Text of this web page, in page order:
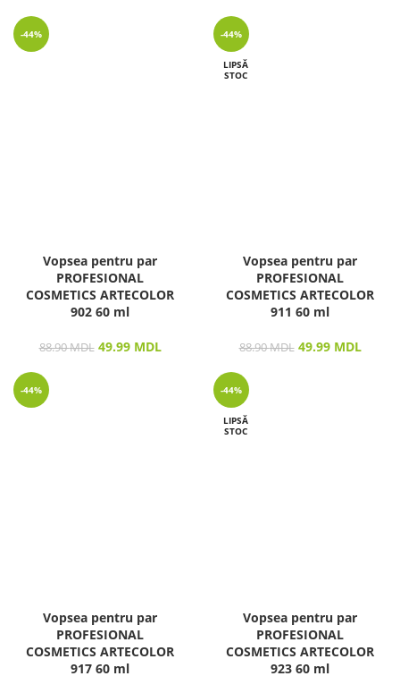
-44%
Vopsea pentru par
PROFESIONAL
COSMETICS ARTECOLOR
902 60 ml
88.90MDL 49.99 MDL
-44%
LIPSĂ
STOC
Vopsea pentru par
PROFESIONAL
COSMETICS ARTECOLOR
911 60 ml
88.90MDL 49.99 MDL
-44%
Vopsea pentru par
PROFESIONAL
COSMETICS ARTECOLOR
917 60 ml
-44%
LIPSĂ
STOC
Vopsea pentru par
PROFESIONAL
COSMETICS ARTECOLOR
923 60 ml